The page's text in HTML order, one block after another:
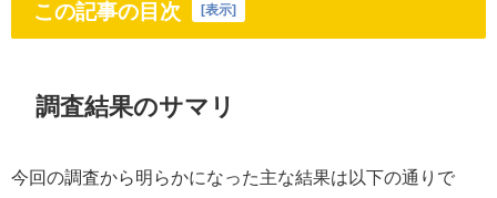
この記事の目次 [表示]
調査結果のサマリ
今回の調査から明らかになった主な結果は以下の通りで